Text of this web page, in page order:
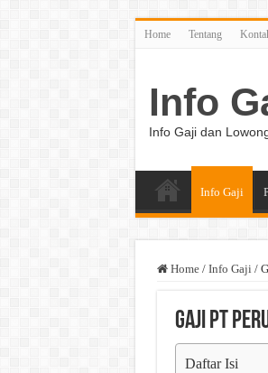
Home Tentang
Info
Info Gaji dan
Info Gaji
Home / Info Gaji /
Gaji PT
Daftar Isi